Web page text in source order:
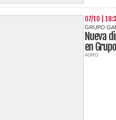
07/10 |
GRUPO
Nueva
en
AGRO